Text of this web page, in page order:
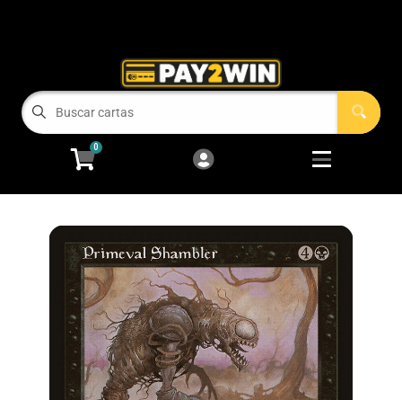
Menu
COMPRAMOS TUS CARTAS!
Magic: The Gathering Open
Pokémon
One Piece
Juegos de Mesa
Accesorios
0